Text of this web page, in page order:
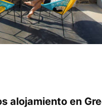
alojamiento en